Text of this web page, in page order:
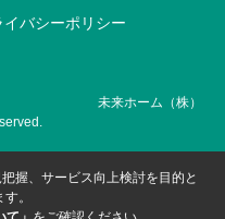
イバシーポリシー
原店 未来ホーム（株）
握、サービス向上検討を目的と
。